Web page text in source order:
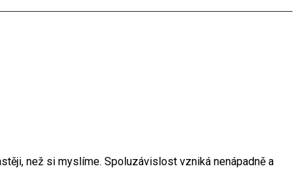
než si myslíme. Spoluzávislost vzniká nenápadně a